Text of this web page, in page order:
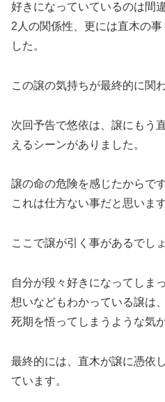
好きになっていているのは間
2人の関係性、更には直木の
した。
この譲の気持ちが最終的に関
次回予告で悠依は、譲にもう
えるシーンがありました。
譲の命の危険を感じたからです
これは仕方ない事だと思います
ここで譲が引く事があるでし
自分が段々好きになってしま
想いなどもわかっている譲は
死期を悟ってしまうような気
最終的には、直木が譲に憑依
ています。